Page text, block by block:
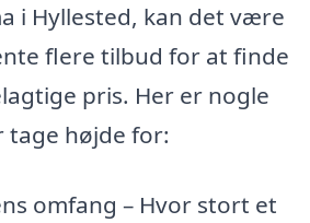
i Hyllested, kan det være
flere tilbud for at finde
pris. Her er nogle
tage højde for:
omfang – Hvor stort et